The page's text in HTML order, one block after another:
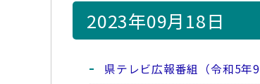
2023年09月18日
県テレビ広報番組（令和5年